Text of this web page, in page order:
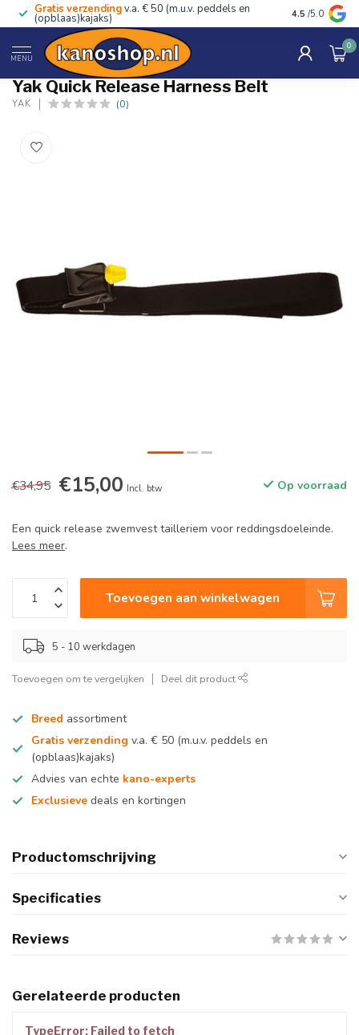
Gratis verzendingv.a. € 50 (m.u.v. peddels en
(opblaas)kajaks) Advies van
4.5 /5.0
MENU
0
Home / Quick Release Harness Belt
Yak Quick Release Harness Belt
YAK (0)
€34,95 €15,00 Incl. btw Op voorraad
Een quick release zwemvest tailleriem voor reddingsdoeleinde.
Lees meer.
Toevoegen aan winkelwagen
5 - 10 werkdagen
Toevoegen om te vergelijken Deel dit product
Breed assortiment
Gratis verzending v.a. € 50 (m.u.v. peddels en
(opblaas)kajaks)
Advies van echte kano-experts
Exclusieve deals en kortingen
Productomschrijving
Specificaties
Reviews
Gerelateerde producten
TypeError: Failed to fetch